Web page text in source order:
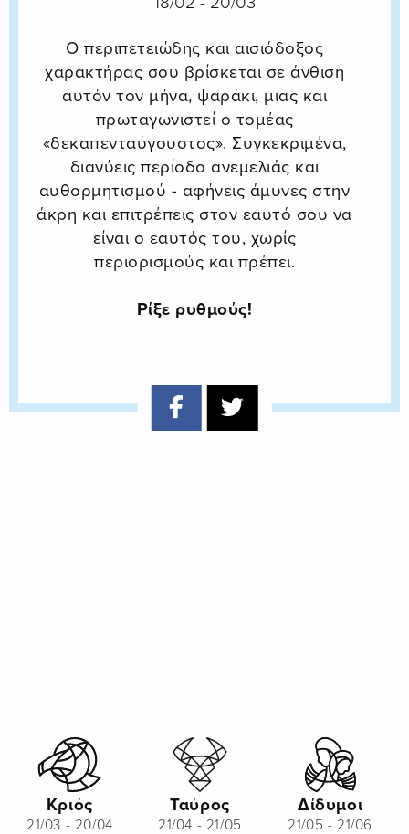
Ο περιπετειώδης και αισιόδοξος
χαρακτήρας σου βρίσκεται σε άνθιση
αυτόν τον μήνα, ψαράκι, μιας και
πρωταγωνιστεί ο τομέας
«δεκαπενταύγουστος». Συγκεκριμένα,
διανύεις περίοδο ανεμελιάς και
αυθορμητισμού - αφήνεις άμυνες στην
άκρη και επιτρέπεις στον εαυτό σου να
είναι ο εαυτός του, χωρίς
περιορισμούς και πρέπει.
Ρίξε ρυθμούς!
Κριός
21/03 - 20/04
Ταύρος
21/04 - 21/05
Δίδυμοι
21/05 - 21/06